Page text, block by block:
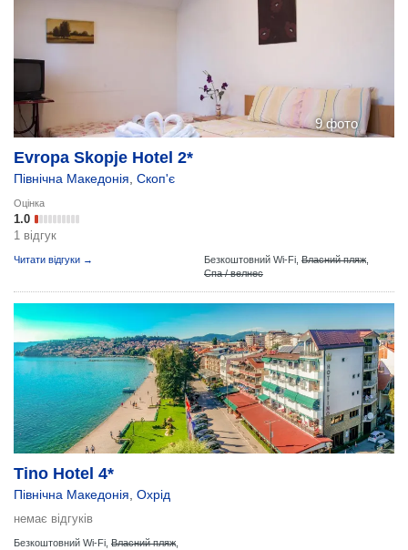
9 фото
Evropa Skopje Hotel 2*
Північна Македонія Скоп'є
Оцінка
1.0
1 відгук
Читати відгуки → Безкоштовний Wi-Fi, Власний пляж
Спа / велнес
Tino Hotel 4*
Північна Македонія Охрід
немає відгуків
Безкоштовний Wi-Fi, Власний пляж